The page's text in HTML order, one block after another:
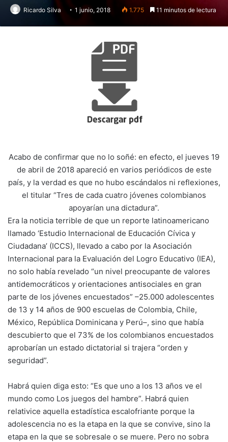
Ricardo Silva 1 junio, 2018 1.775 11 minutos de lectura
Acabo de confirmar que no lo soñé: en efecto, el jueves 19
de abril de 2018 apareció en varios periódicos de este
país, y la verdad es que no hubo escándalos ni reflexiones,
el titular “Tres de cada cuatro jóvenes colombianos
apoyarían una dictadura”.
Era la noticia terrible de que un reporte latinoamericano
llamado ‘Estudio Internacional de Educación Cívica y
Ciudadana’ (ICCS), llevado a cabo por la Asociación
Internacional para la Evaluación del Logro Educativo (IEA),
no solo había revelado “un nivel preocupante de valores
antidemocráticos y orientaciones antisociales en gran
parte de los jóvenes encuestados” –25.000 adolescentes
de 13 y 14 años de 900 escuelas de Colombia, Chile,
México, República Dominicana y Perú–, sino que había
descubierto que el 73% de los colombianos encuestados
aprobarían un estado dictatorial si trajera “orden y
seguridad”.
Habrá quien diga esto: “Es que uno a los 13 años ve el
mundo como Los juegos del hambre”. Habrá quien
relativice aquella estadística escalofriante porque la
adolescencia no es la etapa en la que se convive, sino la
etapa en la que se sobresale o se muere. Pero no sobra